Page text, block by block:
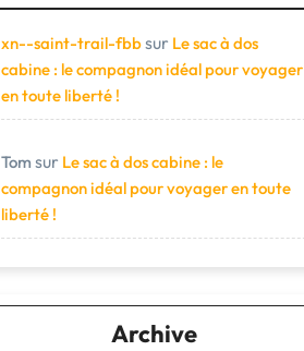
xn--saint-trail-fbbsur Le sac à dos
cabine : le compagnon idéal pour voyager
en toute liberté !
Tom sur Le sac à dos cabine : le
compagnon idéal pour voyager en toute
liberté !
Archive